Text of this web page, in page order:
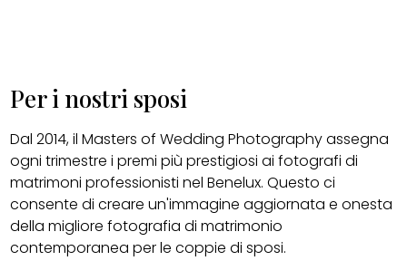
Per i nostri sposi
Dal 2014, il Masters of Wedding Photography assegna
ogni trimestre i premi più prestigiosi ai fotografi di
matrimoni professionisti nel Benelux. Questo ci
consente di creare un'immagine aggiornata e onesta
della migliore fotografia di matrimonio
contemporanea per le coppie di sposi.